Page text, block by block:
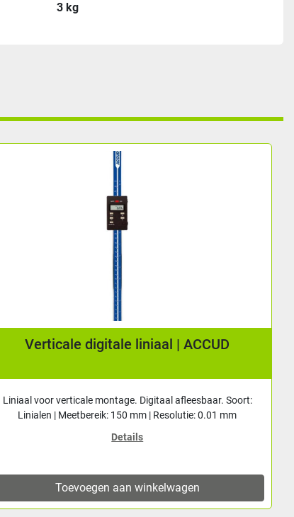
3 kg
Nulpuntinstelapparaat met magneetvoet |
Het nulpuntinstelapparaat van ACCUD, model 695-050-01,
is essentieel voor het nauwkeurig instelle...
Details
Toevoegen aan winkelwagen